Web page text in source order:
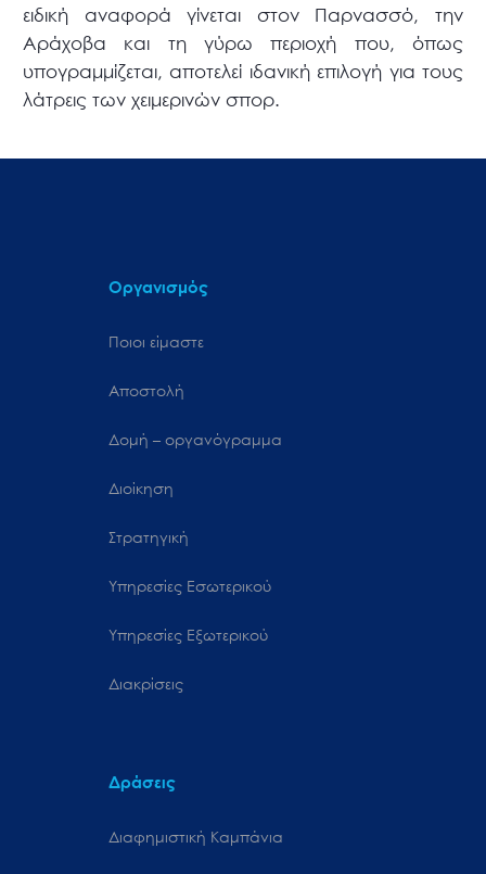
ειδική αναφορά γίνεται στον Παρνασσό, την
Αράχοβα και τη γύρω περιοχή που, όπως
υπογραμμίζεται, αποτελεί ιδανική επιλογή για τους
λάτρεις των χειμερινών σπορ.
Οργανισμός
Ποιοι είμαστε
Αποστολή
Δομή – οργανόγραμμα
Διοίκηση
Στρατηγική
Υπηρεσίες Εσωτερικού
Υπηρεσίες Εξωτερικού
Διακρίσεις
Δράσεις
Διαφημιστική Καμπάνια